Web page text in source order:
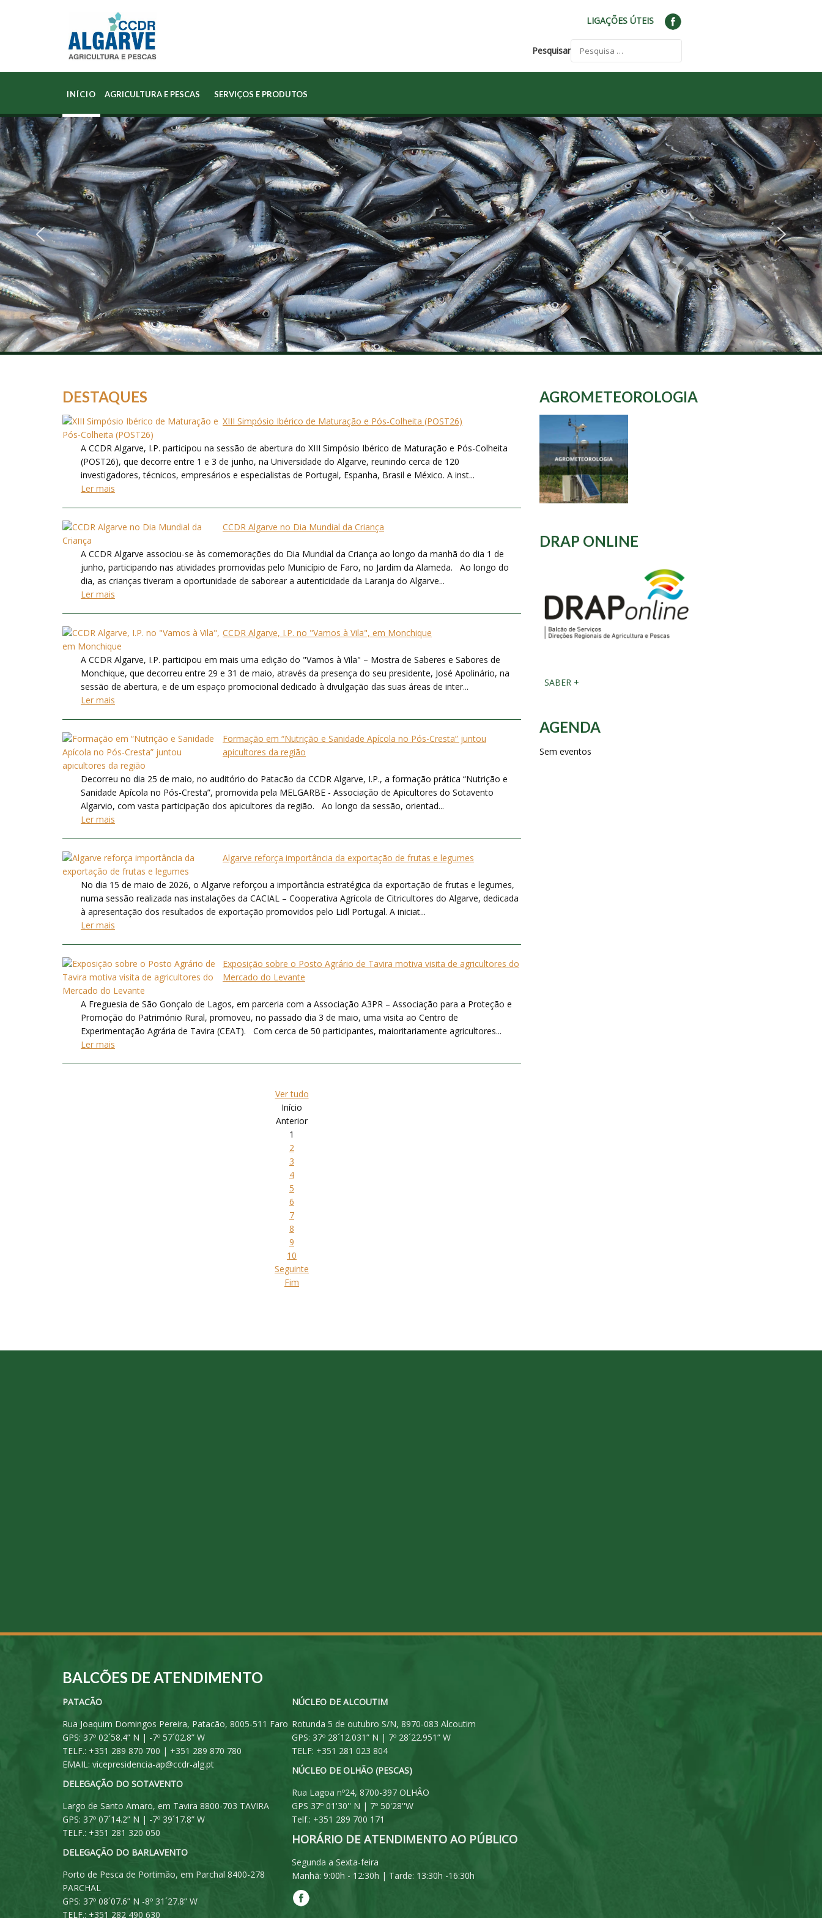
LIGAÇÕES ÚTEIS
Pesquisar
INÍCIO AGRICULTURA E PESCAS SERVIÇOS E PRODUTOS
DESTAQUES
XIII Simpósio Ibérico de Maturação e Pós-Colheita (POST26)
A CCDR Algarve, I.P. participou na sessão de abertura do XIII Simpósio Ibérico de Maturação e Pós-Colheita
(POST26), que decorre entre 1 e 3 de junho, na Universidade do Algarve, reunindo cerca de 120
investigadores, técnicos, empresários e especialistas de Portugal, Espanha, Brasil e México. A inst...
Ler mais
CCDR Algarve no Dia Mundial da Criança
A CCDR Algarve associou-se às comemorações do Dia Mundial da Criança ao longo da manhã do dia 1 de
junho, participando nas atividades promovidas pelo Município de Faro, no Jardim da Alameda. Ao longo do
dia, as crianças tiveram a oportunidade de saborear a autenticidade da Laranja do Algarve...
Ler mais
CCDR Algarve, I.P. no "Vamos à Vila", em Monchique
A CCDR Algarve, I.P. participou em mais uma edição do "Vamos à Vila" – Mostra de Saberes e Sabores de
Monchique, que decorreu entre 29 e 31 de maio, através da presença do seu presidente, José Apolinário, na
sessão de abertura, e de um espaço promocional dedicado à divulgação das suas áreas de inter...
Ler mais
Formação em “Nutrição e Sanidade Apícola no Pós-Cresta” juntou
apicultores da região
Decorreu no dia 25 de maio, no auditório do Patacão da CCDR Algarve, I.P., a formação prática “Nutrição e
Sanidade Apícola no Pós-Cresta”, promovida pela MELGARBE - Associação de Apicultores do Sotavento
Algarvio, com vasta participação dos apicultores da região. Ao longo da sessão, orientad...
Ler mais
Algarve reforça importância da exportação de frutas e legumes
No dia 15 de maio de 2026, o Algarve reforçou a importância estratégica da exportação de frutas e legumes,
numa sessão realizada nas instalações da CACIAL – Cooperativa Agrícola de Citricultores do Algarve, dedicada
à apresentação dos resultados de exportação promovidos pelo Lidl Portugal. A iniciat...
Ler mais
Exposição sobre o Posto Agrário de Tavira motiva visita de agricultores do
Mercado do Levante
A Freguesia de São Gonçalo de Lagos, em parceria com a Associação A3PR – Associação para a Proteção e
Promoção do Património Rural, promoveu, no passado dia 3 de maio, uma visita ao Centro de
Experimentação Agrária de Tavira (CEAT). Com cerca de 50 participantes, maioritariamente agricultores...
Ler mais
Ver tudo
Início
Anterior
1
2
3
4
5
6
7
8
9
10
Seguinte
Fim
AGROMETEOROLOGIA
DRAP ONLINE
SABER +
AGENDA
Sem eventos
BALCÕES DE ATENDIMENTO
PATACÃO
Rua Joaquim Domingos Pereira, Patacão, 8005-511 Faro
GPS: 37º 02´58.4” N | -7º 57´02.8” W
TELF.: +351 289 870 700 | +351 289 870 780
EMAIL: vicepresidencia-ap@ccdr-alg.pt
DELEGAÇÃO DO SOTAVENTO
Largo de Santo Amaro, em Tavira 8800-703 TAVIRA
GPS: 37º 07´14.2” N | -7º 39´17.8” W
TELF.: +351 281 320 050
DELEGAÇÃO DO BARLAVENTO
Porto de Pesca de Portimão, em Parchal 8400-278
PARCHAL
GPS: 37º 08´07.6” N -8º 31´27.8” W
TELF.: +351 282 490 630
NÚCLEO DE ALCOUTIM
Rotunda 5 de outubro S/N, 8970-083 Alcoutim
GPS: 37º 28´12.031” N | 7º 28´22.951” W
TELF: +351 281 023 804
NÚCLEO DE OLHÃO (PESCAS)
Rua Lagoa nº24, 8700-397 OLHÂO
GPS 37º 01'30'' N | 7º 50'28''W
Telf.: +351 289 700 171
HORÁRIO DE ATENDIMENTO AO PÚBLICO
Segunda a Sexta-feira
Manhã: 9:00h - 12:30h | Tarde: 13:30h -16:30h